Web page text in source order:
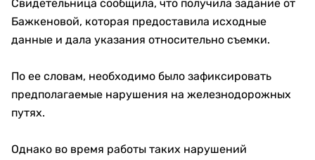
Свидетельница сообщила, что получила задание от
Бажкеновой, которая предоставила исходные
данные и дала указания относительно съемки.
По ее словам, необходимо было зафиксировать
предполагаемые нарушения на железнодорожных
путях.
Однако во время работы таких нарушений